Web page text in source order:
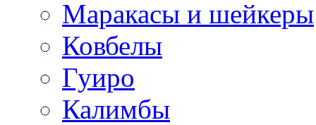
Маракасы и шейкеры
Ковбелы
Гуиро
Калимбы